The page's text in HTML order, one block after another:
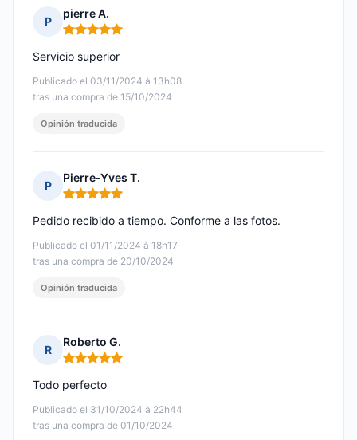
P
pierre A.
Nota: 5 de 5
Publicado el 03/11/2024 à 13h08
tras una compra de 15/10/2024
Servicio superior
Opinión traducida
P
Pierre-Yves T.
Nota: 5 de 5
Publicado el 01/11/2024 à 18h17
tras una compra de 20/10/2024
Pedido recibido a tiempo. Conforme a las fotos.
Opinión traducida
R
Roberto G.
Nota: 5 de 5
Publicado el 31/10/2024 à 22h44
tras una compra de 01/10/2024
Todo perfecto